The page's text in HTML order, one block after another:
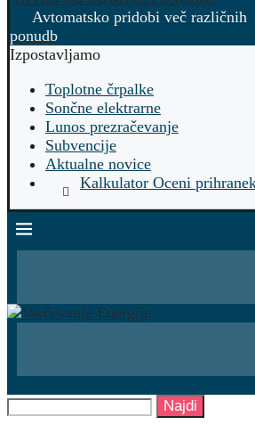
Avtomatsko pridobi več različnih
ponudb
Izpostavljamo
Toplotne črpalke
Sončne elektrarne
Lunos prezračevanje
Subvencije
Aktualne novice
Kalkulator Oceni
Najdi